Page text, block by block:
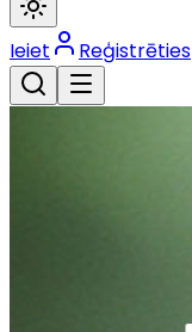
Ieiet Reģistrēties